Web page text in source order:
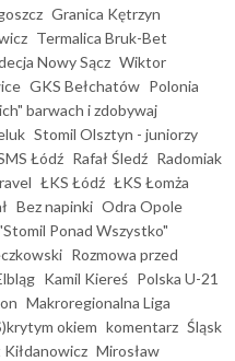
Granica Kętrzyn
Termalica Bruk-Bet
Nowy Sącz Wiktor
GKS Bełchatów Polonia
barwach i zdobywaj
Stomil Olsztyn - juniorzy
Łódź Rafał Śledź Radomiak
ŁKS Łódź ŁKS Łomża
Bez napinki Odra Opole
Ponad Wszystko"
Rozmowa przed
Kamil Kiereś Polska U-21
Makroregionalna Liga
okiem komentarz Śląsk
Mirosław